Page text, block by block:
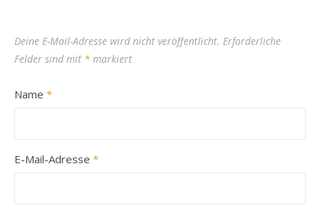
Deine E-Mail-Adresse wird nicht veröffentlicht. Erforderliche
Felder sind mit * markiert
Name *
E-Mail-Adresse *